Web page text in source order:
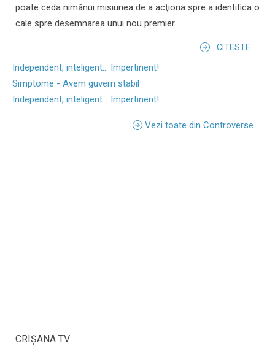
poate ceda nimănui misiunea de a acţiona spre a identifica o
cale spre desemnarea unui nou premier.
CITESTE
Independent, inteligent... Impertinent!
Simptome - Avem guvern stabil
Independent, inteligent... Impertinent!
Vezi toate din Controverse
CRIŞANA TV